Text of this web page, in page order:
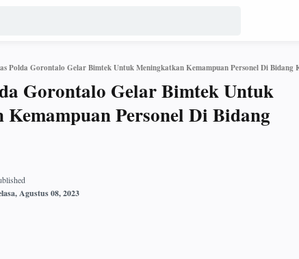
Polda Gorontalo Gelar Bimtek Untuk Meningkatkan Kemampuan Personel Di Bidang
Gorontalo Gelar Bimtek Untuk
Personel Di Bidang